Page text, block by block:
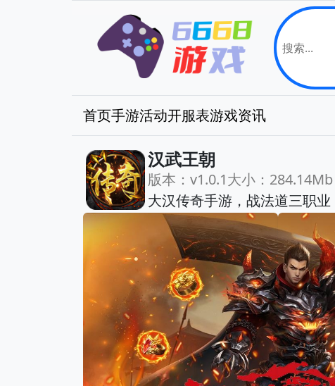
首页手游活动开服表游戏资讯
汉武王朝
版本：v1.0.1大小：284.14Mb
大汉传奇手游，战法道三职